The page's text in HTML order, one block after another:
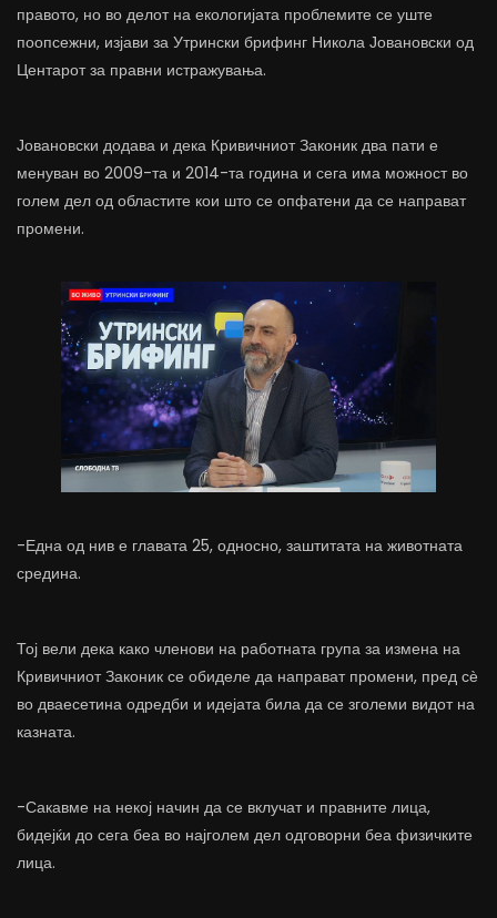
правото, но во делот на екологијата проблемите се уште
поопсежни, изјави за Утрински брифинг Никола Јовановски од
Центарот за правни истражувања.
Јовановски додава и дека Кривичниот Законик два пати е
менуван во 2009-та и 2014-та година и сега има можност во
голем дел од областите кои што се опфатени да се направат
промени.
-Една од нив е главата 25, односно, заштитата на животната
средина.
Тој вели дека како членови на работната група за измена на
Кривичниот Законик се обиделе да направат промени, пред сѐ
во дваесетина одредби и идејата била да се зголеми видот на
казната.
-Сакавме на некој начин да се вклучат и правните лица,
бидејќи до сега беа во најголем дел одговорни беа физичките
лица.